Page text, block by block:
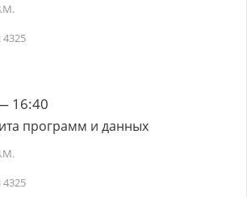
16:40
программ и данных